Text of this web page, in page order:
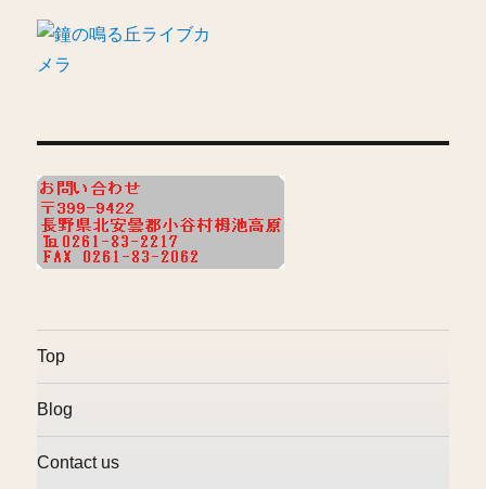
Top
Blog
Contact us